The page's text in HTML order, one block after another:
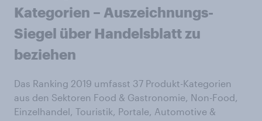
Kategorien – Auszeichnungs-
Siegel über Handelsblatt zu
beziehen
Das Ranking 2019 umfasst 37 Produkt-Kategorien
aus den Sektoren Food & Gastronomie, Non-Food,
Einzelhandel, Touristik, Portale, Automotive &